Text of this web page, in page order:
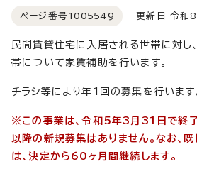
ページ番号 1005549 更新日 令和8
民間賃貸住宅に入居される世帯に対し
帯について家賃補助を行います。
チラシ等により年1回の募集を行います
※この事業は、令和5年3月31日で終
以降の新規募集はありません。なお、
は、決定から60ヶ月間継続します。